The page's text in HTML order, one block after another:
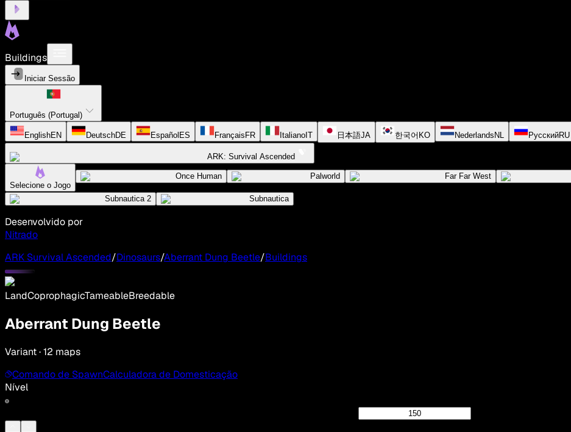
Buildings
Iniciar Sessão
Português (Portugal)
EnglishEN DeutschDE Español ES Français FR Italiano IT 日本語JA 한국어 KO Nederlands NL РусскийRU
ARK: Survival Ascended
Selecione o Jogo
Once Human Palworld Far Far West
Subnautica 2 Subnautica
Desenvolvido por
Nitrado
ARK Survival Ascended/Dinosaurs/Aberrant Dung Beetle/Buildings
LandCoprophagicTameableBreedable
Aberrant Dung Beetle
Variant · 12 maps
Comando de SpawnCalculadora de Domesticação
Nível